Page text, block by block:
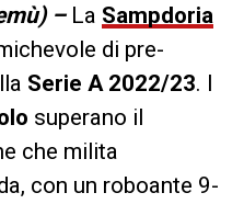
–La Sampdoria
di pre-
Serie A 2022/23. I
superano il
che milita
con un roboante 9-